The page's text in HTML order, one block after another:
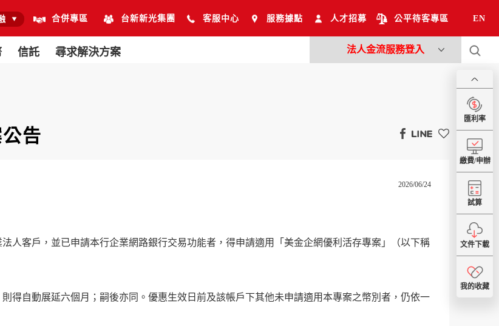
信託 尋求解決方案 法人金流服務登入
匯利率
繳費/申辦
試算
文件下載
我的收藏
合併專區 台新新光集團 客服中心 服務據點 人才招募 公平待客專區 EN
告
2026/06/24
人客戶，並已申請本行企業網路銀行交易功能者，得申請適用「美金企網優利活存專案」（以下稱
得自動展延六個月；嗣後亦同。優惠生效日前及該帳戶下其他未申請適用本專案之幣別者，仍依一